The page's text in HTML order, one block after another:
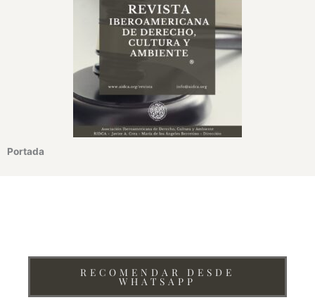
Portada
RECOMENDAR DESDE
WHATSAPP